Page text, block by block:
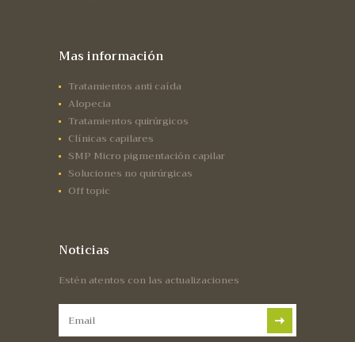
Mas información
Tratamientos anti caída
Alopecia
Tratamientos quirúrgicos
Clínicas capilares
SMP Micro pigmentación capilar
Soluciones no quirúrgicas
Off topic
Noticias
Estén atentos con las actualizaciones